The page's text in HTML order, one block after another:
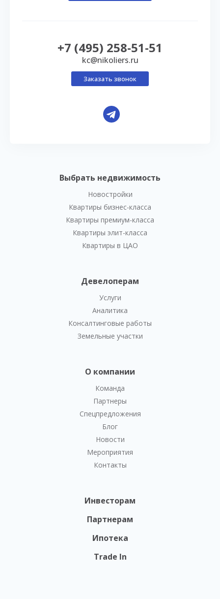
Выбрать недвижимость
Новостройки
Квартиры бизнес-класса
Квартиры премиум-класса
Квартиры элит-класса
Квартиры в ЦАО
Девелоперам
Услуги
Аналитика
Консалтинговые работы
Земельные участки
О компании
Команда
Партнеры
Спецпредложения
Блог
Новости
Мероприятия
Контакты
Инвесторам
Партнерам
Ипотека
Trade In
+7 (495) 258-51-51
kc@nikoliers.ru
Заказать звонок